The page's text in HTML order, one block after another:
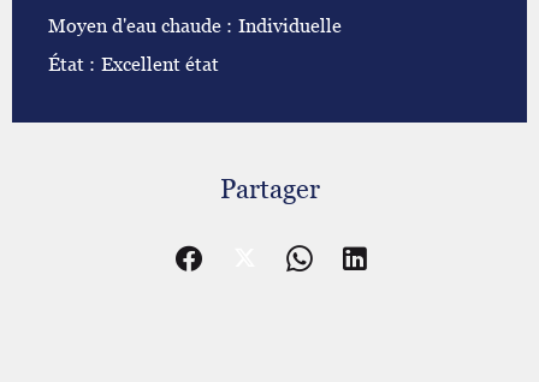
Moyen d'eau chaude
Individuelle
État
Excellent état
Partager